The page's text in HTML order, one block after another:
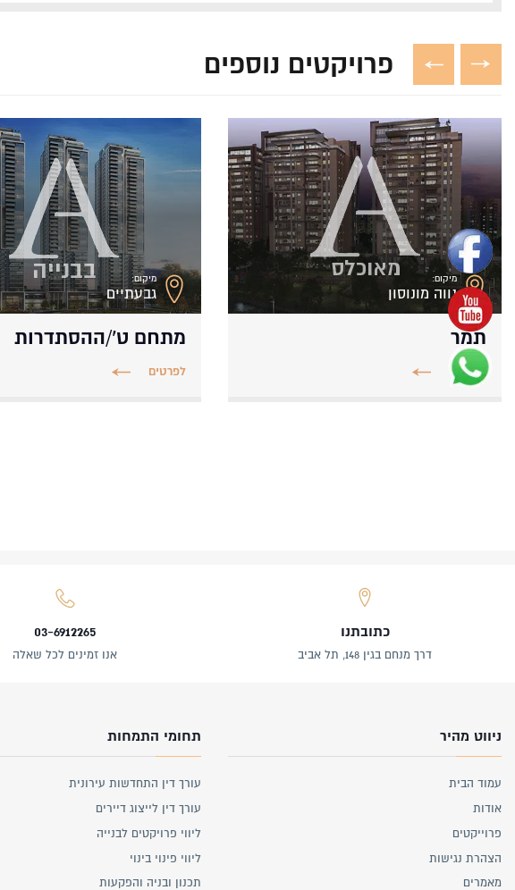
פרויקטים נוספים
מיקום:
נווה מונוסון
תמר
לפרטים
מיקום:
גבעתיים
מתחם ט’/ההסתדרות
לפרטים
כתובתנו
דרך מנחם בגין 148, תל אביב
03-6912265
אנו זמינים לכל שאלה
ניווט מהיר
עמוד הבית
אודות
פרוייקטים
הצהרת נגישות
מאמרים
תחומי התמחות
עורך דין התחדשות עירונית
עורך דין לייצוג דיירים
ליווי פרויקטים לבנייה
ליווי פינוי בינוי
תכנון ובניה והפקעות